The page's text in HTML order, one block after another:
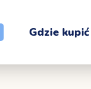
Gdzie kupić